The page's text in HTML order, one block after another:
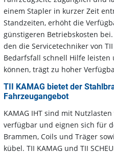
einem Stapler in kurzer Zeit
Standzeiten, erhöht die
günstigeren Betriebskosten
den die Servicetechniker von
Bedarfsfall schnell Hilfe
können, trägt zu hoher
TII KAMAG bietet der
Fahrzeugangebot
KAMAG IHT sind mit
verfügbar und eignen sich für
Brammen, Coils und Träger
kübel. TII KAMAG und TII